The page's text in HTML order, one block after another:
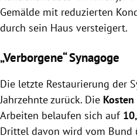
Gemälde mit reduzierten
durch sein Haus versteigert.
„Verborgene“ Synagoge
Die letzte Restaurierung der
Jahrzehnte zurück. Die Kosten
Arbeiten belaufen sich auf
Drittel davon wird vom Bund